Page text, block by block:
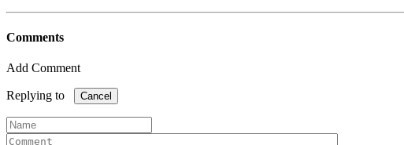
Comments
Add Comment
Replying to Cancel